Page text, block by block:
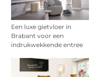
Een luxe gietvloer in
Brabant voor een
indrukwekkende entree